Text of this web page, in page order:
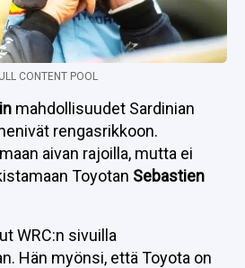
CONTENT POOL
mahdollisuudet Sardinian
rengasrikkoon.
aivan rajoilla, mutta ei
Toyotan Sebastien
WRC:n sivuilla
Hän myönsi, että Toyota on